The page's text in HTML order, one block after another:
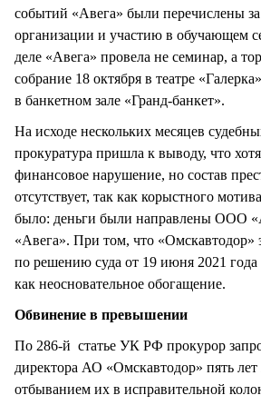
событий «Авега» были перечислены
организации и участию в обучающем
деле «Авега» провела не семинар, а
собрание 18 октября в театре
в банкетном зале «Гранд-банкет».
На исходе нескольких месяцев
прокуратура пришла к выводу, что
финансовое нарушение, но состав
отсутствует, так как корыстного
было: деньги были направлены ООО
«Авега». При том, что «Омскавтодор»
по решению суда от 19 июня 2021 года
как неосновательное обогащение.
Обвинение в превышении
По 286-й статье УК РФ прокурор
директора АО «Омскавтодор» пять
отбыванием их в исправительной